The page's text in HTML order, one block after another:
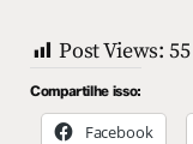
Post Views: 55
Compartilhe isso:
Facebook